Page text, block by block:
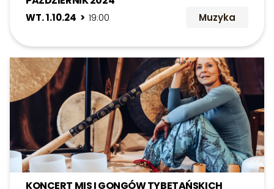
WT. 1.10.24 > 19:00 Muzyka
KONCERT MIS I GONGÓW TYBETAŃSKICH